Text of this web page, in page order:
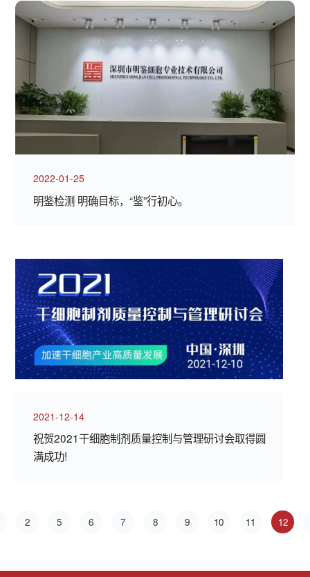
2022-01-25
明鉴检测 明确目标，“鉴”行初心。
2021-12-14
祝贺2021干细胞制剂质量控制与管理研讨会取得圆
满成功!
2 5 6 7 8 9 10 11 12